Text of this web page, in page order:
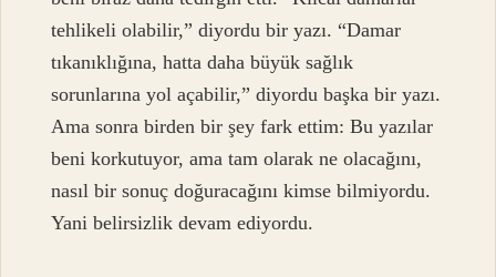
tehlikeli olabilir,” diyordu bir yazı. “Damar
tıkanıklığına, hatta daha büyük sağlık
sorunlarına yol açabilir,” diyordu başka bir yazı.
Ama sonra birden bir şey fark ettim: Bu yazılar
beni korkutuyor, ama tam olarak ne olacağını,
nasıl bir sonuç doğuracağını kimse bilmiyordu.
Yani belirsizlik devam ediyordu.